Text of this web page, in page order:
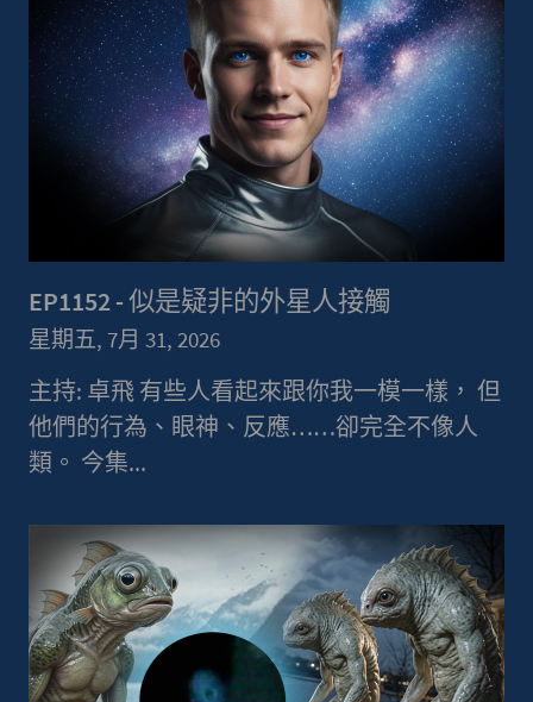
EP1152 - 似是疑非的外星人接觸
星期五, 7月 31, 2026
主持: 卓飛 有些人看起來跟你我一模一樣， 但
他們的行為、眼神、反應……卻完全不像人
類。 今集...